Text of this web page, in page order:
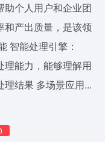
助个人用户和企业团
和产出质量，是该领
智能处理引擎：
理能力，能够理解用
理结果 多场景应用...